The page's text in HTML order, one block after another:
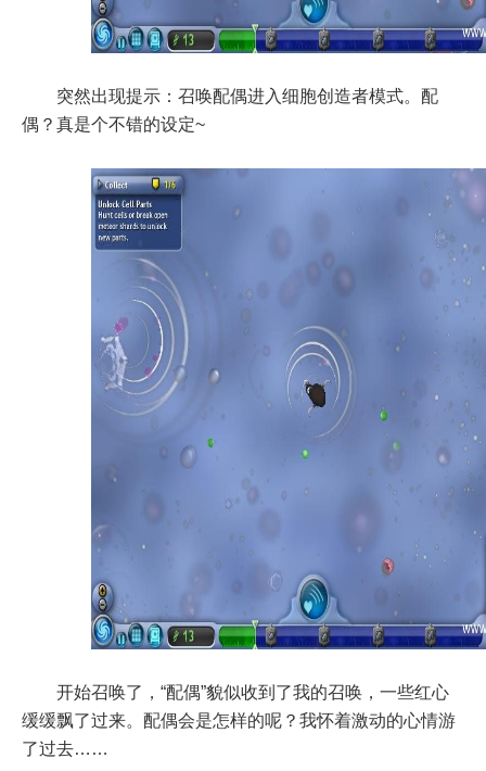
突然出现提示：召唤配偶进入细胞创造者模式。配
偶？真是个不错的设定~
开始召唤了，“配偶”貌似收到了我的召唤，一些红心
缓缓飘了过来。配偶会是怎样的呢？我怀着激动的心情游
了过去……